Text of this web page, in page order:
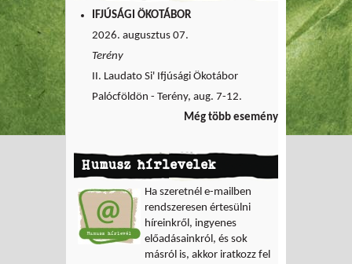
IFJÚSÁGI ÖKOTÁBOR
2026. augusztus 07.
Terény
II. Laudato Si' Ifjúsági Ökotábor
Palócföldön - Terény, aug. 7-12.
Még több esemény
Humusz hírlevelek
Ha szeretnél e-mailben
rendszeresen értesülni
híreinkről, ingyenes
előadásainkról, és sok
másról is, akkor iratkozz fel